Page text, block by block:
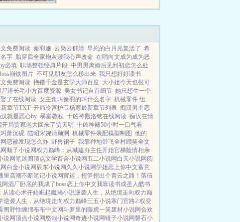
没有完成任务被淘汰。本...
免费阅读 秦羽姗 云枭云郁清 早死的白月光复活了 希
字 胎穿后全家炮灰读我心声改命 在哨向文成为成为恶
必填 职场整顿经典片段 中男男离婚后见到初恋怎么处
崩铁图片 不可见朋友怎么移出来 我只想好好读书
免费阅读 抱错千金是玄学大师百度 大小姐今天也很可
尸道长毛小方百度资源 美女书记自首细节 她只想生一个
了在线阅读 女主角叫秦羽的叫什么名字 机械零件 组
章节TXT 开局冷宫护卫杨寒最新章节列表 痴汉男主恋
就是恶心by 暴富教程 十凶神殿洛铭在线阅读 痴汉在情
开局贾家老大回来了贾天明 十凶神殿50小时一口气看
萧沉砚 陆昭宋婉清顾渊 机械零件装配模型制图 他的
恋被发现怎么办 野兽裙子 我靠种地带飞全村顾笑全文
顺子小说网权力巅峰：从城建办主任开始官梯险情相亲
说网笔迷阁顶点文学百合小说网五二小说网 白天小说网 阅
白金小说网 辰东小说网 久久小说网学姐恋上你中文蓄意
里高潮不断笔记小说网官运，挖笋挖出个青云之路！ 落伍
网酒厂卧底的我成了boss恋上你中文我靠读书成圣人酷书
从读心术开始崛起魔蝎小说逆袭人生，从绝境走向权力巅
逆袭人生，从绝境走向权力巅峰三五小说寒门官路2:权变
阁 野性缠绵布布中文网斗罗里的藤虎一笑废材小说网合欢
说网顶点小说网悠哉小说网奇迹小说网锤子小说网磐石小